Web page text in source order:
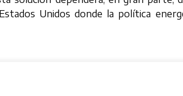
Unidos donde la política